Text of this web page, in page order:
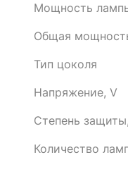
Мощность
Общая
Тип цоколя
Напряжение, V
Степень
Количество